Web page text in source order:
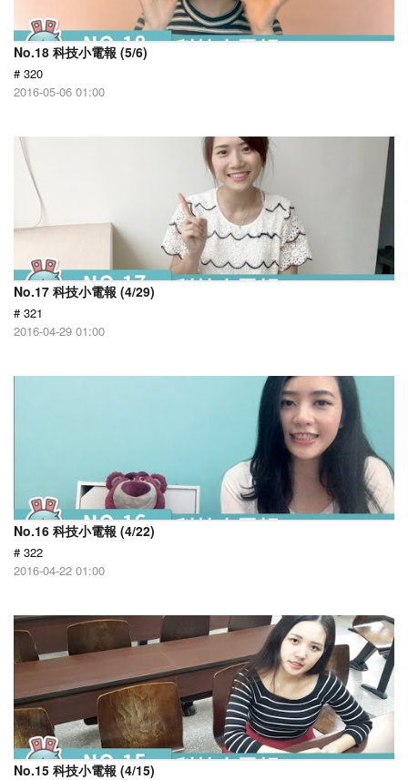
No.18 科技小電報 (5/6)
# 320
2016-05-06 01:00
No.17 科技小電報 (4/29)
# 321
2016-04-29 01:00
No.16 科技小電報 (4/22)
# 322
2016-04-22 01:00
No.15 科技小電報 (4/15)